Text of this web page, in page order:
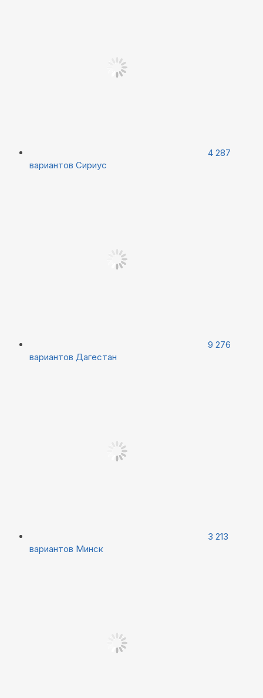
4 287
вариантов Сириус
9 276
вариантов Дагестан
3 213
вариантов Минск